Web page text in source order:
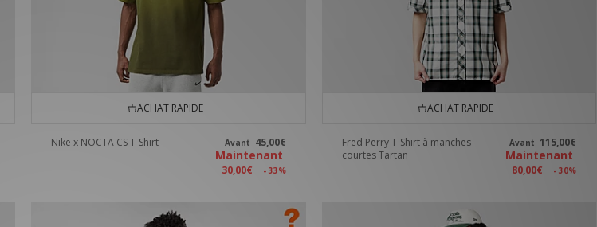
ACHAT RAPIDE
Nike x NOCTA CS T-Shirt Avant45,00€
Maintenant
30,00€ - 33%
ACHAT RAPIDE
Fred Perry T-Shirt à manches
courtes Tartan
Avant115,00€
Maintenant
80,00€ - 30%